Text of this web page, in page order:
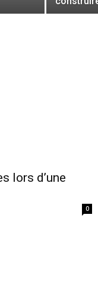
lors d’une
0